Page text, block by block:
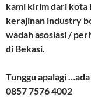
kami kirim dari kota
kerajinan industry
wadah asosiasi /
di Bekasi.
Tunggu apalagi
0857 7576 4002